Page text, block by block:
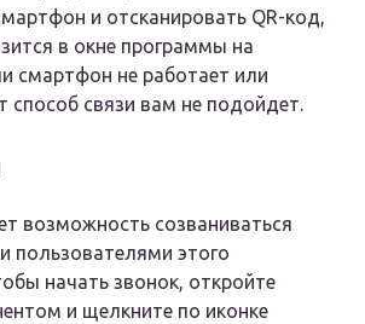
и отсканировать QR-код,
в окне программы на
смартфон не работает или
способ связи вам не подойдет.
возможность созваниваться
пользователями этого
начать звонок, откройте
и щелкните по иконке